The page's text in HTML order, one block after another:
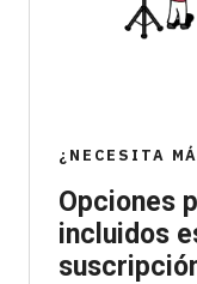
¿NECESITA
Opciones
incluidos